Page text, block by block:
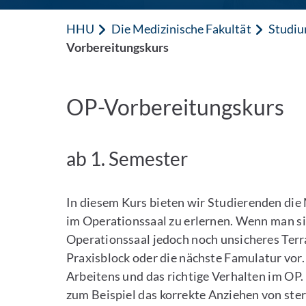
HHU Die Medizinische Fakultät
Vorbereitungskurs
OP-Vorbereitungskurs
ab 1. Semester
In diesem Kurs bieten wir Studierenden
im Operationssaal zu erlernen. Wenn man
Operationssaal jedoch noch unsicheres
Praxisblock oder die nächste Famulatur
Arbeitens und das richtige Verhalten im
zum Beispiel das korrekte Anziehen von